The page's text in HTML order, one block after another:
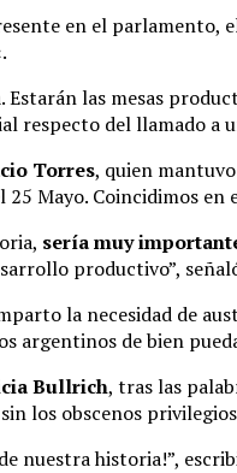
en el parlamento,
Estarán las mesas
respecto del llamado a
Torres, quien
Mayo. Coincidimos
sería muy
productivo”,
la necesidad de
argentinos de bien
Bullrich, tras las
los obscenos
nuestra historia!”,